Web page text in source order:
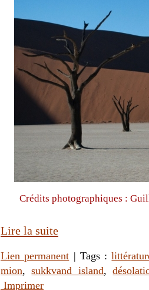
Crédits photographiques :
Lire la suite
Lien permanent | Tags :
mion,sukkvand island,
Imprimer